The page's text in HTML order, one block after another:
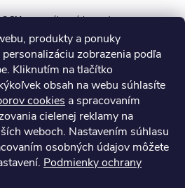
produkty a ponuky
zobrazenia podľa
Kliknutím na tlačítko
obsah na webu súhlasíte
cookies a spracovaním
cielenej reklamy na
weboch. Nastavením súhlasu
osobných údajov môžete
Podmienky ochrany
s.r.o.
@aquatechnology.sk
911 991 394
podmienky